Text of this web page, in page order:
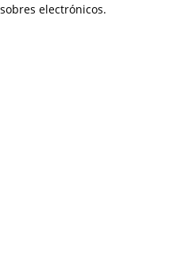
electrónicos.